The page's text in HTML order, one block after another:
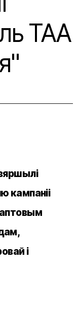
ТАА
кампаніі
і